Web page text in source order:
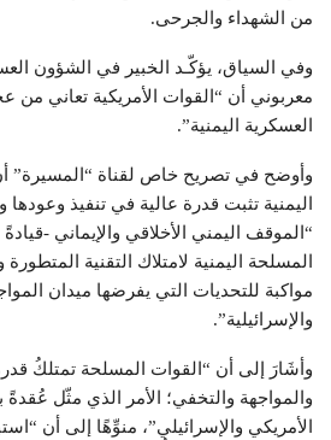
من الشهداء والجرحى.
وفي السياق، يؤكّـد الخبير في الشؤون
معربوني أن “القوات الأمريكية تعاني من
العسكرية اليمنية”.
وأوضح في تصريح خاص لقناة “المسيرة”
اليمنية تثبت قدرة عالية في تنفيذ وعودها
“الموقف اليمني الأخلاقي والإيماني -
المسلحة اليمنية لامتلاك التقنية المتطورة
مواكبة للتحديات التي يفرضها ميدان
والإسرائيلية”.
وأشَارَ إلى أن “القوات المسلحة تمتلكُ
والمواجهة والتخفي؛ الأمر الذي مثّل عُقدةً
الأمريكي والإسرائيلي”، منوِّهًا إلى أن